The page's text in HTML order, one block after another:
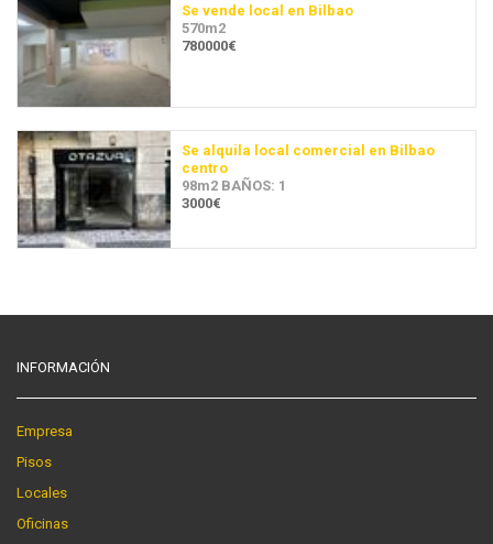
Se vende local en Bilbao
570m2
780000€
Se alquila local comercial en Bilbao
centro
98m2 BAÑOS: 1
3000€
INFORMACIÓN
Empresa
Pisos
Locales
Oficinas